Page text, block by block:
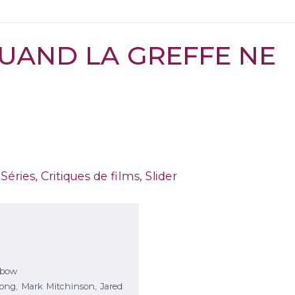
LA GREFFE NE
, Critiques de films, Slider
Mark Mitchinson, Jared